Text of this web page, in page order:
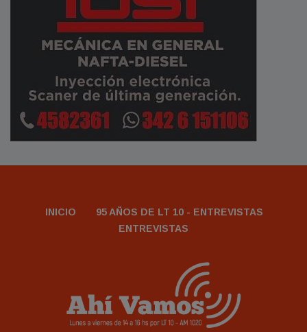
INICIO
95 AÑOS DE LT 10 - ENTREVISTAS
ENTREVISTAS